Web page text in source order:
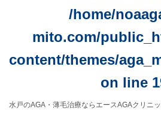
/home/
mito.com/
content/themes/
on line
水戸のAGA・薄毛治療ならエースAGAクリニ